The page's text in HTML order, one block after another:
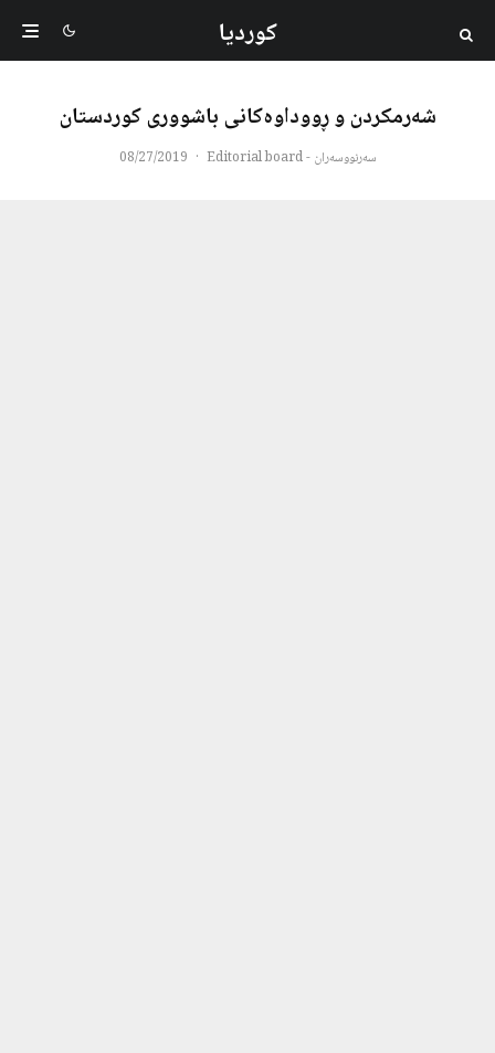
کوردیا
شەرمکردن و ڕووداوەکانی باشووری کوردستان
سەرنووسەران - Editorial board ·
08/27/2019